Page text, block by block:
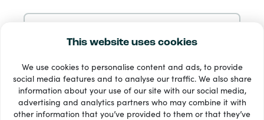
This website uses cookies
We use cookies to personalise content and ads, to provide
social media features and to analyse our traffic. We also share
information about your use of our site with our social media,
advertising and analytics partners who may combine it with
other information that you’ve provided to them or that they’ve
Prisiregistruokite su Google
Užsiregistruok su Facebook
33 + mokėjimo metodai
Matyti viską